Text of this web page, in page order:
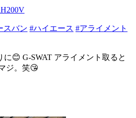
スバン #ハイエース #アライメント
😊 G-SWAT アライメント取ると
ジ。笑😘